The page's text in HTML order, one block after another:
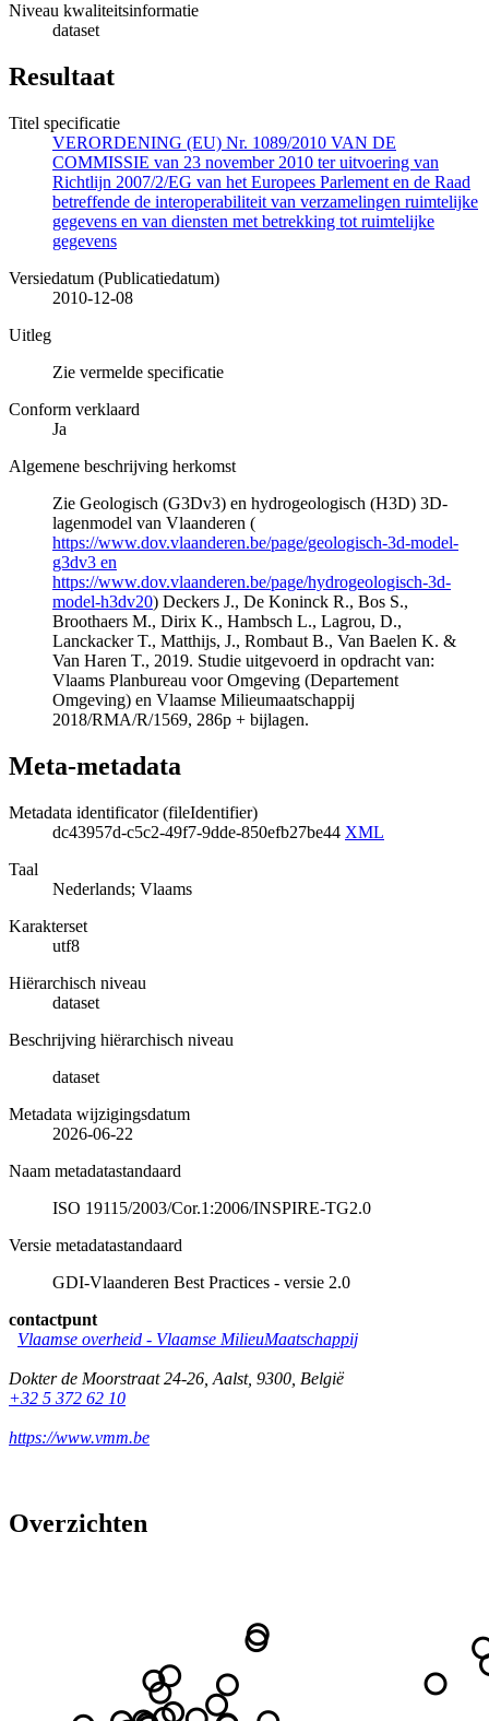
Niveau kwaliteitsinformatie
dataset
Resultaat
Titel specificatie
VERORDENING (EU) Nr. 1089/2010 VAN DE
COMMISSIE van 23 november 2010 ter uitvoering van
Richtlijn 2007/2/EG van het Europees Parlement en de Raad
betreffende de interoperabiliteit van verzamelingen ruimtelijke
gegevens en van diensten met betrekking tot ruimtelijke
gegevens
Versiedatum (Publicatiedatum)
2010-12-08
Uitleg
Zie vermelde specificatie
Conform verklaard
Ja
Algemene beschrijving herkomst
Zie Geologisch (G3Dv3) en hydrogeologisch (H3D) 3D-
lagenmodel van Vlaanderen (
https://www.dov.vlaanderen.be/page/geologisch-3d-model-
g3dv3 en
https://www.dov.vlaanderen.be/page/hydrogeologisch-3d-
model-h3dv20) Deckers J., De Koninck R., Bos S.,
Broothaers M., Dirix K., Hambsch L., Lagrou, D.,
Lanckacker T., Matthijs, J., Rombaut B., Van Baelen K. &
Van Haren T., 2019. Studie uitgevoerd in opdracht van:
Vlaams Planbureau voor Omgeving (Departement
Omgeving) en Vlaamse Milieumaatschappij
2018/RMA/R/1569, 286p + bijlagen.
Meta-metadata
Metadata identificator (fileIdentifier)
dc43957d-c5c2-49f7-9dde-850efb27be44 XML
Taal
Nederlands; Vlaams
Karakterset
utf8
Hiërarchisch niveau
dataset
Beschrijving hiërarchisch niveau
dataset
Metadata wijzigingsdatum
2026-06-22
Naam metadatastandaard
ISO 19115/2003/Cor.1:2006/INSPIRE-TG2.0
Versie metadatastandaard
GDI-Vlaanderen Best Practices - versie 2.0
contactpunt
Vlaamse overheid - Vlaamse MilieuMaatschappij
Dokter de Moorstraat 24-26 Aalst, 9300 België
+32 5 372 62 10
https://www.vmm.be
Overzichten